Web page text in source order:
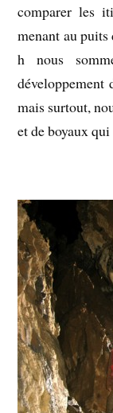
comparer les
menant au puits
h nous
développement
mais surtout,
et de boyaux